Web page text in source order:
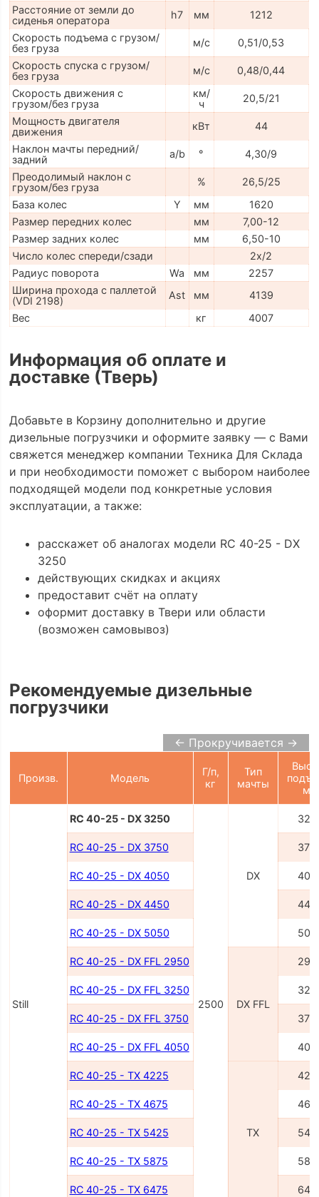
Расстояние от земли до
сиденья оператора
h7 мм
1212
Скорость подъема с грузом/
без груза
м/с
0,51/0,53
Скорость спуска с грузом/
без груза
м/с
0,48/0,44
Скорость движения с
грузом/без груза
км/
ч
20,5/21
Мощность двигателя
движения
кВт
44
Наклон мачты передний/
задний
a/b °
4,30/9
Преодолимый наклон с
грузом/без груза
%
26,5/25
База колес
Y мм
1620
Размер передних колес
мм
7,00-12
Размер задних колес
мм
6,50-10
Число колес спереди/сзади
2x/2
Радиус поворота
Wa мм
2257
Ширина прохода с паллетой
(VDI 2198)
Ast мм
4139
Вес
кг 4007
Информация об оплате и
доставке (Тверь)
Добавьте в Корзину дополнительно и другие
дизельные погрузчики и оформите заявку — с Вами
свяжется менеджер компании Техника Для Склада
и при необходимости поможет с выбором наиболее
подходящей модели под конкретные условия
эксплуатации, а также:
расскажет об аналогах модели RC 40-25 - DX
3250
действующих скидках и акциях
предоставит счёт на оплату
оформит доставку в Твери или области
(возможен самовывоз)
Рекомендуемые дизельные
погрузчики
← Прокручивается →
Произв. Модель
Г/п,
кг
Тип
мачты
мм
Still
RC 40-25 - DX 3250
2500
DX
RC 40-25 - DX 3750
RC 40-25 - DX 4050
RC 40-25 - DX 4450
RC 40-25 - DX 5050
RC 40-25 - DX FFL 2950
DX FFL
RC 40-25 - DX FFL 3250
RC 40-25 - DX FFL 3750
RC 40-25 - DX FFL 4050
RC 40-25 - TX 4225
TX
RC 40-25 - TX 4675
RC 40-25 - TX 5425
RC 40-25 - TX 5875
RC 40-25 - TX 6475